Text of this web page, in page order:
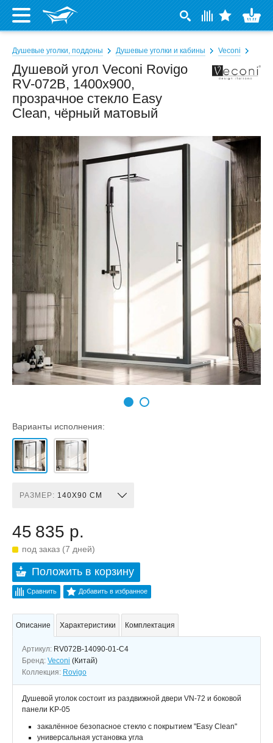
Душевые уголки, поддоны Душевые уголки и кабины Veconi
Душевой угол Veconi Rovigo
RV-072B, 1400x900,
прозрачное стекло Easy
Clean, чёрный матовый
Варианты исполнения:
РАЗМЕР: 140X90 СМ
45 835 р.
под заказ (7 дней)
Положить в корзину
Сравнить Добавить в избранное
Описание Характеристики Комплектация
Артикул: RV072B-14090-01-C4
Бренд: Veconi (Китай)
Коллекция: Rovigo
Душевой уголок состоит из раздвижной двери VN-72 и боковой
панели KP-05
закалённое безопасное стекло с покрытием "Easy Clean"
универсальная установка угла